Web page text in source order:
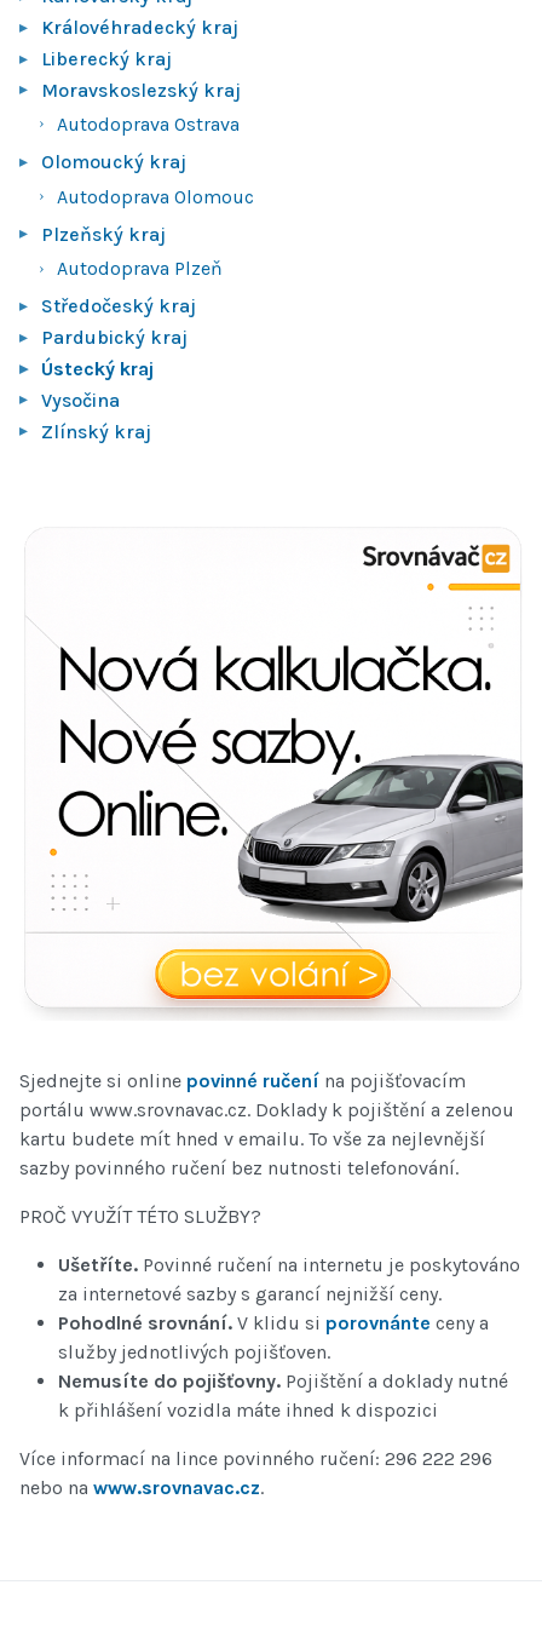
Královéhradecký kraj
Liberecký kraj
Moravskoslezský kraj
Autodoprava Ostrava
Olomoucký kraj
Autodoprava Olomouc
Plzeňský kraj
Autodoprava Plzeň
Středočeský kraj
Pardubický kraj
Ústecký kraj
Vysočina
Zlínský kraj
Sjednejte si online povinné ručení na pojišťovacím
portálu www.srovnavac.cz. Doklady k pojištění a zelenou
kartu budete mít hned v emailu. To vše za nejlevnější
sazby povinného ručení bez nutnosti telefonování.
PROČ VYUŽÍT TÉTO SLUŽBY?
Ušetříte. Povinné ručení na internetu je poskytováno
za internetové sazby s garancí nejnižší ceny.
Pohodlné srovnání. V klidu si porovnánte ceny a
služby jednotlivých pojišťoven.
Nemusíte do pojišťovny. Pojištění a doklady nutné
k přihlášení vozidla máte ihned k dispozici
Více informací na lince povinného ručení: 296 222 296
nebo na www.srovnavac.cz.